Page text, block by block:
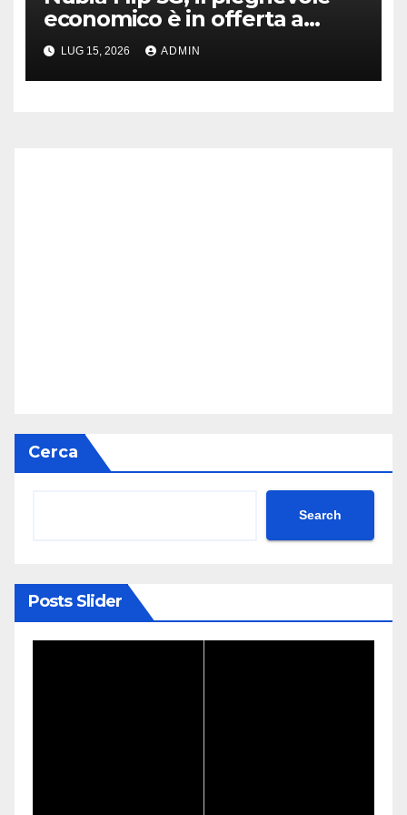
economico è in offerta a
meno di 270 su eBay
LUG 15, 2026 ADMIN
Cerca
Search
Posts Slider